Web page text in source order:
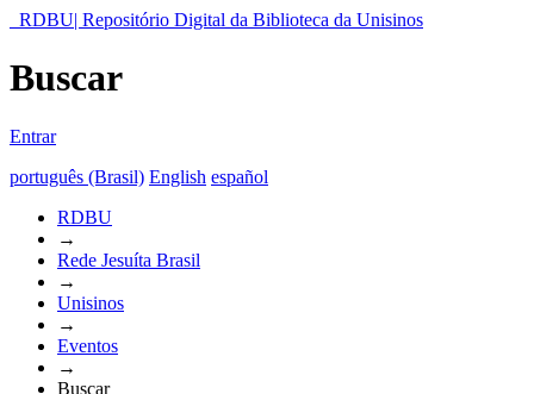
RDBU| Repositório Digital da Biblioteca da Unisinos
Buscar
Entrar
português (Brasil) English español
RDBU
→
Rede Jesuíta Brasil
→
Unisinos
→
Eventos
→
Buscar